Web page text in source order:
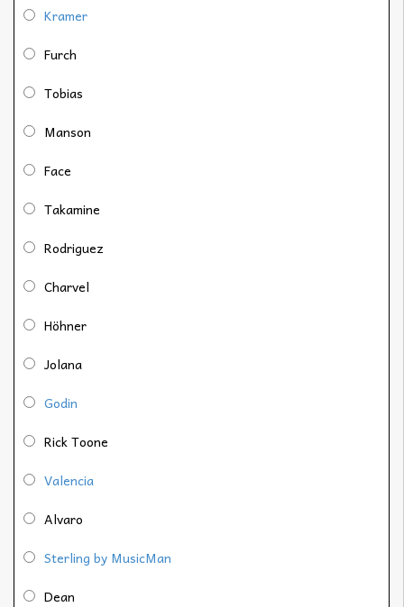
Kramer
Furch
Tobias
Manson
Face
Takamine
Rodriguez
Charvel
Höhner
Jolana
Godin
Rick Toone
Valencia
Alvaro
Sterling by MusicMan
Dean